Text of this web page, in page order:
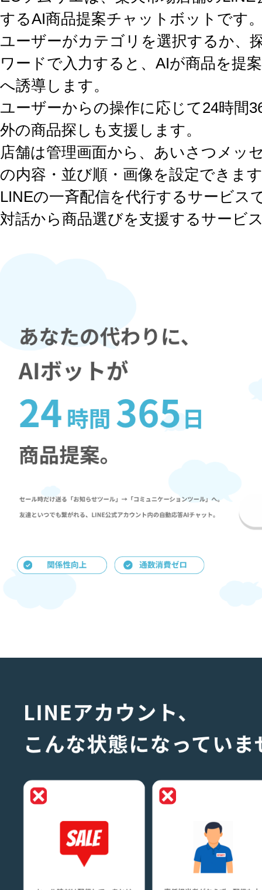
するAI商品提案チャットボットです
ユーザーがカテゴリを選択するか、
ワードで入力すると、AIが商品を提
へ誘導します。
ユーザーからの操作に応じて24時間
外の商品探しも支援します。
店舗は管理画面から、あいさつメッ
の内容・並び順・画像を設定できま
LINEの一斉配信を代行するサービス
対話から商品選びを支援するサービ